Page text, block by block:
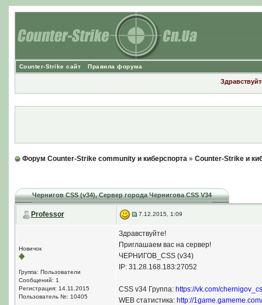
Counter-Strike сайт Правила форума
Форум Counter-Strike community и киберспорта» Counter-Strike и
Чернигов CSS (v34), Сервер города Чернигова CSS V34
Professor 7.12.2015, 1:09
Новичок
Группа: Пользователи
Сообщений: 1
Регистрация: 14.11.2015
Пользователь №: 10405
Здравствуйте!
Приглашаем вас на сервер!
ЧЕРНИГОВ_CSS (v34)
IP: 31.28.168.183:27052
CSS v34 Группа: https://vk.com/
WEB статистика: http://